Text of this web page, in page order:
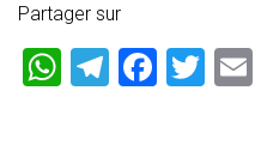
Partager sur
W T
F
T